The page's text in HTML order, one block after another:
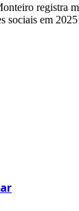
registra
sociais em 2025